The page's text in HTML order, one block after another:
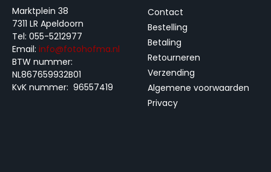
Marktplein 38
7311 LR Apeldoorn
Tel: 055-5212977
Email: info@fotohofma.nl
BTW nummer:
NL867659932B01
KvK nummer: 96557419
Contact
Bestelling
Betaling
Retourneren
Verzending
Algemene voorwaarden
Privacy